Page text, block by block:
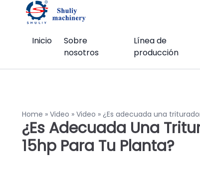
Inicio
Sobre
nosotros
Línea de
producción
Home » Video » Video » ¿Es adecuada una
¿Es Adecuada Una
15hp Para Tu Planta?